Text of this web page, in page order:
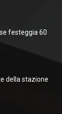
festeggia 60
della stazione